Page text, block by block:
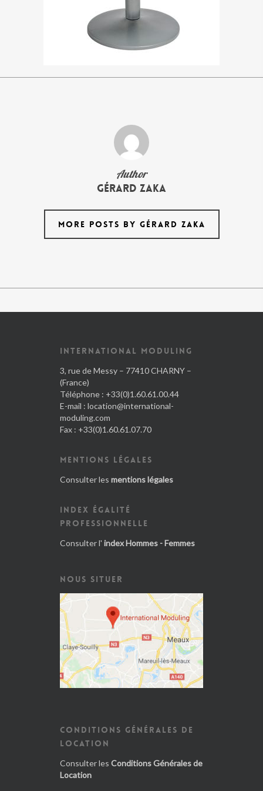
Author
Gérard Zaka
MORE POSTS BY GÉRARD ZAKA
INTERNATIONAL MODULING
3, rue de Messy – 77410 CHARNY –
(France)
Téléphone : +33(0)1.60.61.00.44
E-mail : location@international-
moduling.com
Fax : +33(0)1.60.61.07.70
MENTIONS LÉGALES
Consulter les mentions légales
INDEX ÉGALITÉ
PROFESSIONNELLE
Consulter l' index Hommes - Femmes
NOUS SITUER
CONDITIONS GÉNÉRALES DE
LOCATION
Consulter les Conditions Générales de
Location